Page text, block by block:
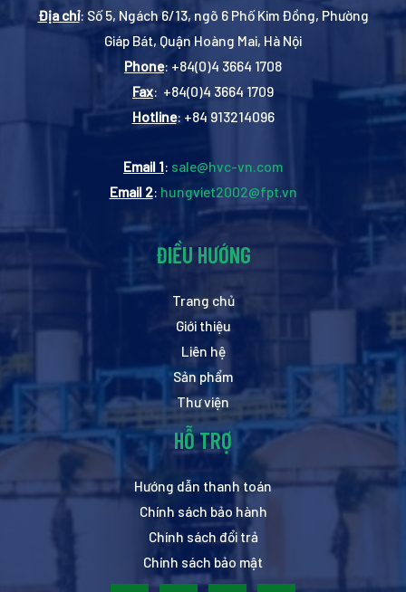
Địa chỉ: Số 5, Ngách 6/13, ngõ 6 Phố Kim Đồng, Phường
Giáp Bát, Quận Hoàng Mai, Hà Nội
Phone: +84(0)4 3664 1708
Fax: +84(0)4 3664 1709
Hotline: +84 913214096
Email 1: sale@hvc-vn.com
Email 2: hungviet2002@fpt.vn
ĐIỀU HƯỚNG
Trang chủ
Giới thiệu
Liên hệ
Sản phẩm
Thư viện
HỖ TRỢ
Hướng dẫn thanh toán
Chính sách bảo hành
Chính sách đổi trả
Chính sách bảo mật